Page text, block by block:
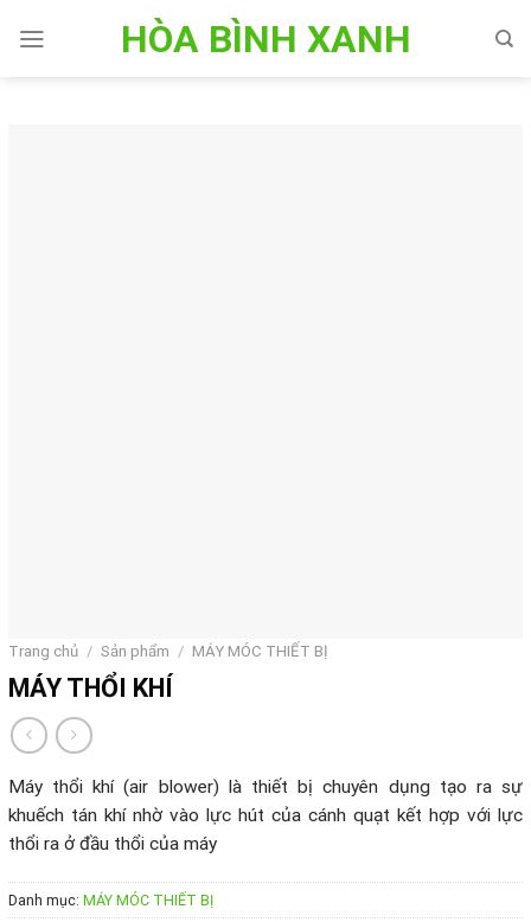
HÒA BÌNH XANH
Trang chủ / Sản phẩm / MÁY MÓC THIẾT BỊ
MÁY THỔI KHÍ
Máy thổi khí (air blower) là thiết bị chuyên dụng tạo ra sự
khuếch tán khí nhờ vào lực hút của cánh quạt kết hợp với lực
thổi ra ở đầu thổi của máy
Danh mục: MÁY MÓC THIẾT BỊ